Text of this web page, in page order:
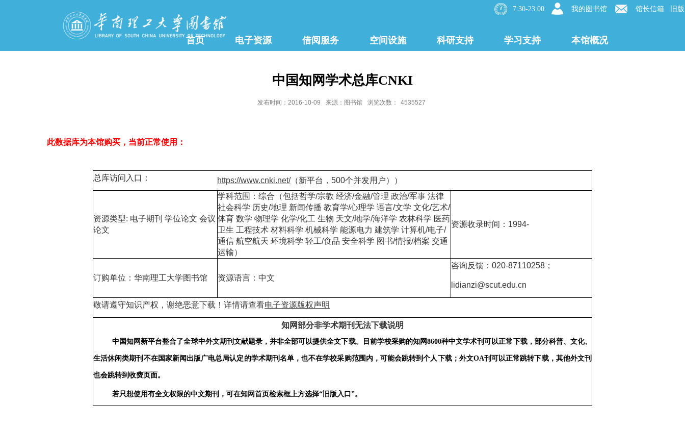
7:30-23:00 我的图书馆 馆长信箱 旧版
首页 电子资源 借阅服务 空间设施 科研支持 学习支持 本馆概况
中国知网学术总库CNKI
发布时间：2016-10-09 来源：图书馆 浏览次数： 4535527
此数据库为本馆购买，当前正常使用：
总库访问入口： https://www.cnki.net/（新平台，500个并发用户））
资源类型: 电子期刊 学位论文 会议
论文
学科范围：综合（包括哲学/宗教 经济/金融/管理 政治/军事 法律
社会科学 历史/地理 新闻传播 教育学/心理学 语言/文学 文化/艺术/
体育 数学 物理学 化学/化工 生物 天文/地学/海洋学 农林科学 医药
卫生 工程技术 材料科学 机械科学 能源电力 建筑学 计算机/电子/
通信 航空航天 环境科学 轻工/食品 安全科学 图书/情报/档案 交通
运输）
资源收录时间：1994-
订购单位：华南理工大学图书馆 资源语言：中文
咨询反馈：020-87110258 ；
lidianzi@scut.edu.cn
敬请遵守知识产权，谢绝恶意下载！详情请查看电子资源版权声明
知网部分非学术期刊无法下载说明
中国知网新平台整合了全球中外文期刊文献题录，并非全部可以提供全文下载。目前学校采购的知网8600种中文学术刊可以正常下载，部分科普、文化、
生活休闲类期刊不在国家新闻出版广电总局认定的学术期刊名单，也不在学校采购范围内，可能会跳转到个人下载；外文OA刊可以正常跳转下载，其他外文刊
也会跳转到收费页面。
若只想使用有全文权限的中文期刊，可在知网首页检索框上方选择“旧版入口”。